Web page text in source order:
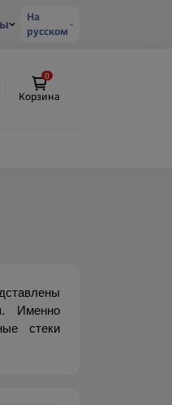
На
русском
0
Корзина
Именно
стеки